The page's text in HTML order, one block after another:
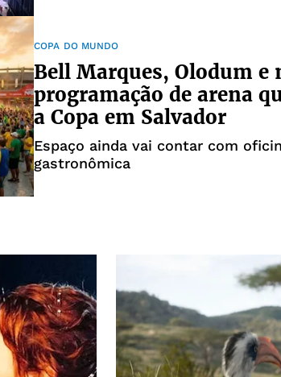
COPA DO MUNDO
Bell Marques, Olodum e
programação de arena
a Copa em Salvador
Espaço ainda vai contar com
gastronômica